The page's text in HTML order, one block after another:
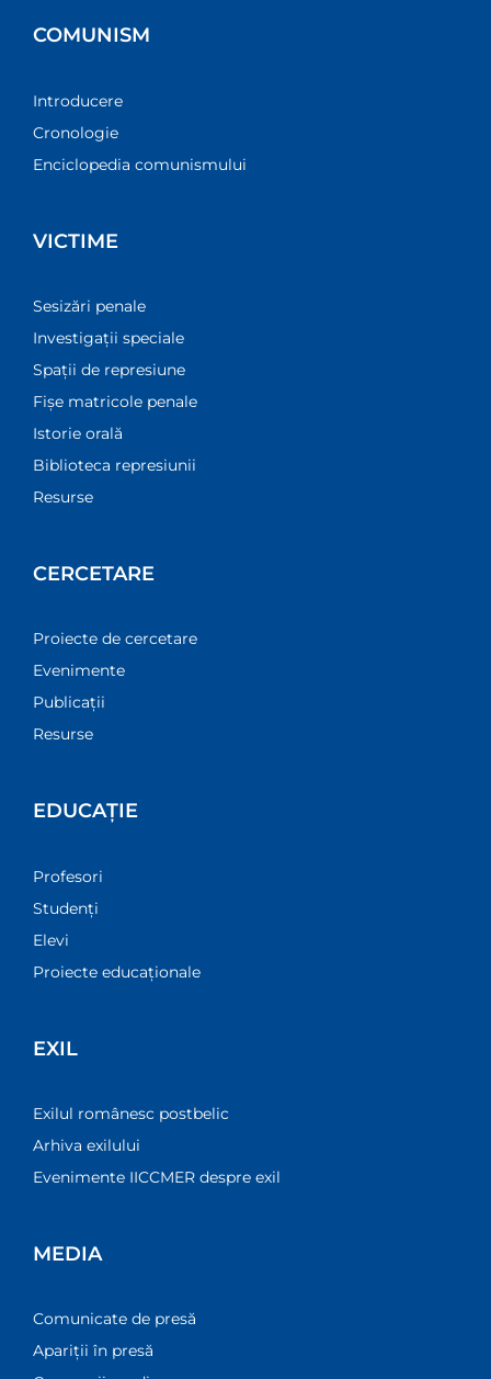
COMUNISM
Introducere
Cronologie
Enciclopedia comunismului
VICTIME
Sesizări penale
Investigații speciale
Spații de represiune
Fișe matricole penale
Istorie orală
Biblioteca represiunii
Resurse
CERCETARE
Proiecte de cercetare
Evenimente
Publicații
Resurse
EDUCAȚIE
Profesori
Studenți
Elevi
Proiecte educaționale
EXIL
Exilul românesc postbelic
Arhiva exilului
Evenimente IICCMER despre exil
MEDIA
Comunicate de presă
Apariții în presă